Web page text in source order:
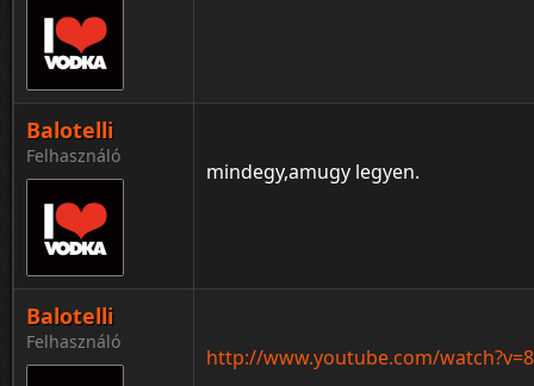
Balotelli
Felhasználó
mindegy,amugy legyen.
Balotelli
Felhasználó
http://www.youtube.com/